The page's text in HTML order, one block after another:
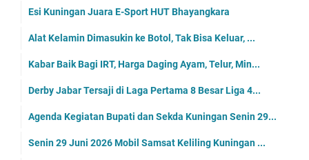
Esi Kuningan Juara E-Sport HUT Bhayangkara
Alat Kelamin Dimasukin ke Botol, Tak Bisa Keluar, ...
Kabar Baik Bagi IRT, Harga Daging Ayam, Telur, Min...
Derby Jabar Tersaji di Laga Pertama 8 Besar Liga 4...
Agenda Kegiatan Bupati dan Sekda Kuningan Senin 29...
Senin 29 Juni 2026 Mobil Samsat Keliling Kuningan ...